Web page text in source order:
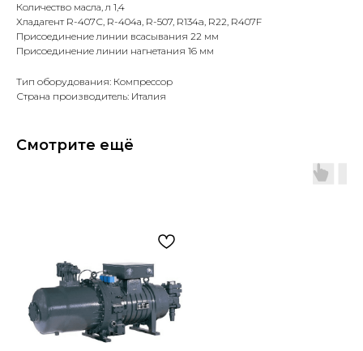
Количество масла, л 1,4
Хладагент R-407С, R-404а, R-507, R134a, R22, R407F
Присоединение линии всасывания 22 мм
Присоединение линии нагнетания 16 мм
Тип оборудования: Компрессор
Страна производитель: Италия
Смотрите ещё